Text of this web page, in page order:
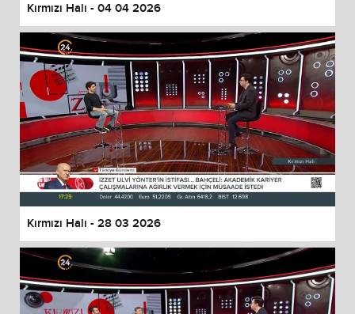
Kırmızı Halı - 04 04 2026
Kırmızı Halı - 28 03 2026